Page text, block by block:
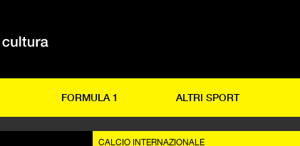
FORMULA 1 ALTRI SPORT
CALCIO INTERNAZIONALE